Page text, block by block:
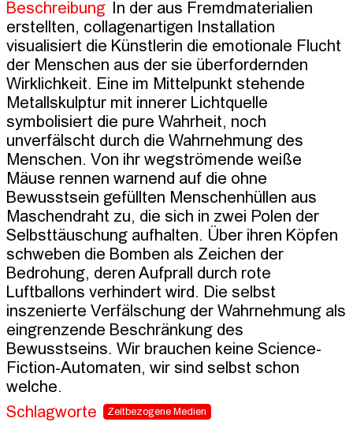
Beschreibung
In der aus Fremdmaterialien
erstellten, collagenartigen Installation
visualisiert die Künstlerin die emotionale Flucht
der Menschen aus der sie überfordernden
Wirklichkeit. Eine im Mittelpunkt stehende
Metallskulptur mit innerer Lichtquelle
symbolisiert die pure Wahrheit, noch
unverfälscht durch die Wahrnehmung des
Menschen. Von ihr wegströmende weiße
Mäuse rennen warnend auf die ohne
Bewusstsein gefüllten Menschenhüllen aus
Maschendraht zu, die sich in zwei Polen der
Selbsttäuschung aufhalten. Über ihren Köpfen
schweben die Bomben als Zeichen der
Bedrohung, deren Aufprall durch rote
Luftballons verhindert wird. Die selbst
inszenierte Verfälschung der Wahrnehmung als
eingrenzende Beschränkung des
Bewusstseins. Wir brauchen keine Science-
Fiction-Automaten, wir sind selbst schon
welche.
Schlagworte
Zeitbezogene Medien